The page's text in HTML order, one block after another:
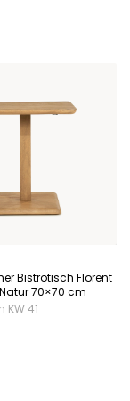
Bistrotisch Florent
70×70 cm
KW 41